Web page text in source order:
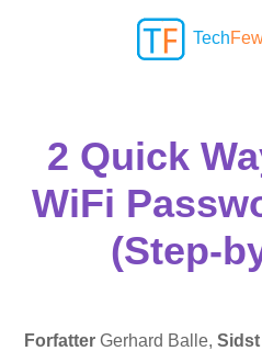
Tech
2 Quick
WiFi
(Step-
Forfatter Gerhard Balle,